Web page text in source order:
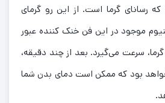
که رسانای گرما است. از این رو گرمای
موجود در این فن خنک کننده عبور
سرعت می‌گیرد. بعد از چند دقیقه،
بود که ممکن است دمای بدن شما